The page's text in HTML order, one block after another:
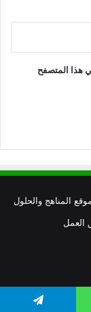
هذا المتصفح
موقع المناهج والحلول
العمل